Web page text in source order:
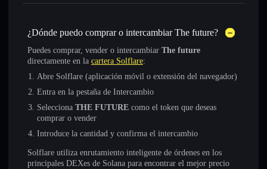
¿Dónde puedo comprar o intercambiar The future?
Puedes comprar, vender o intercambiar The future
directamente en la cartera Solflare:
Abre Solflare (aplicación móvil o extensión del navegador)
Entra en la pestaña de Intercambio
Selecciona THE FUTURE como el token que deseas
comprar o vender
Introduce la cantidad y confirma el intercambio
Solflare utiliza enrutamiento inteligente de órdenes en los
principales DEXes de Solana para encontrar el mejor precio